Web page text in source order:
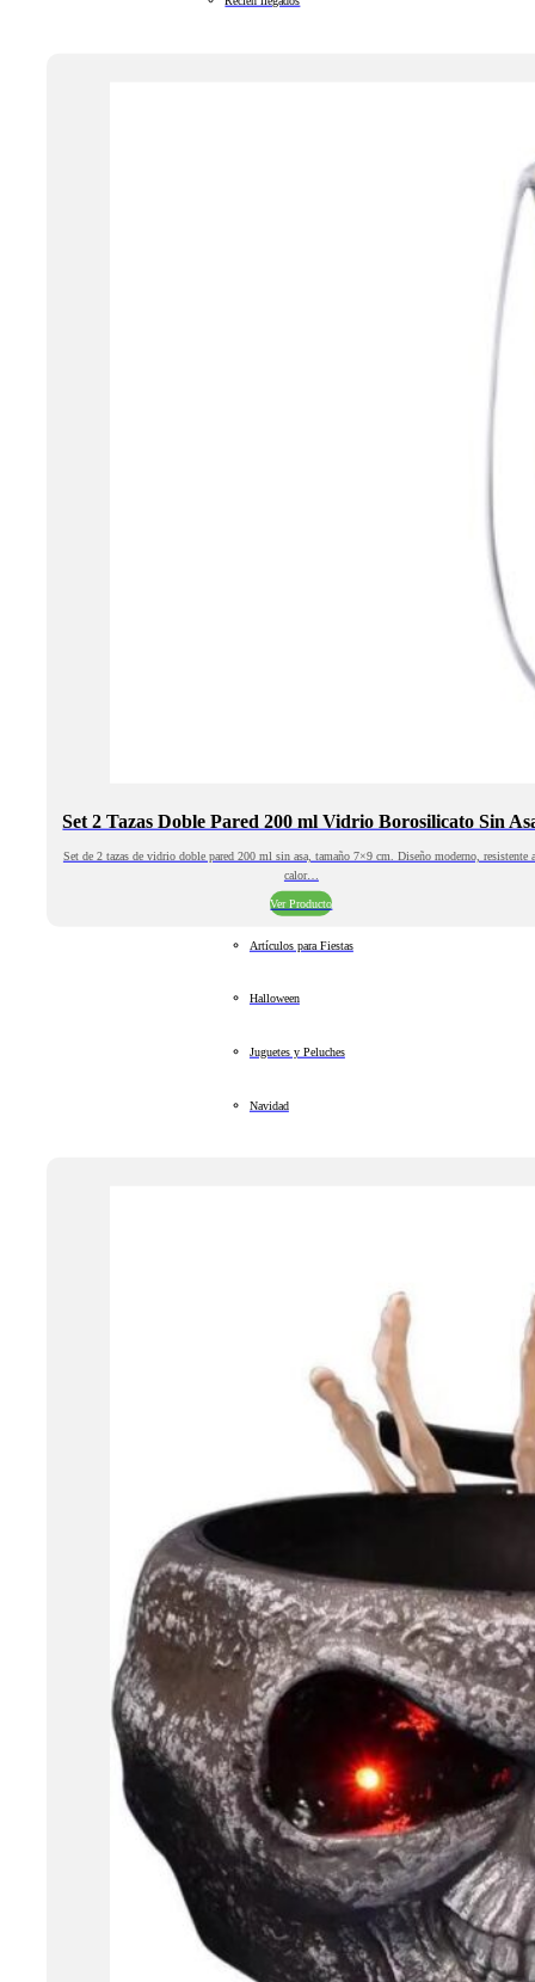
Set 2 Tazas Doble Pared 200 ml Vidrio Borosilicato Sin
Set de 2 tazas de vidrio doble pared 200 ml sin asa, tamaño 7×9 cm. Diseño moderno, resistente
calor…
Ver Producto
Artículos para Fiestas
Halloween
Juguetes y Peluches
Navidad